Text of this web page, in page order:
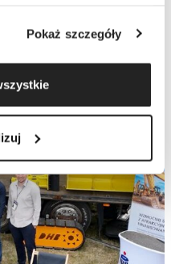
Pokaż szczegóły
ZOBACZ WIĘCEJ